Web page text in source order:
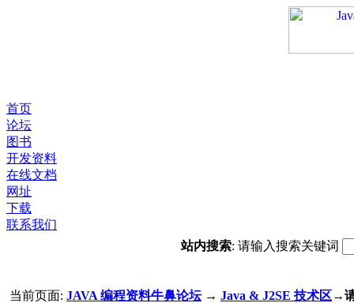
首页
论坛
图书
开发资料
在线文档
网址
下载
联系我们
站内搜索: 请输入搜索关键词
当前页面: JAVA 编程资料牛鼻论坛→ Java & J2SE 技术区→